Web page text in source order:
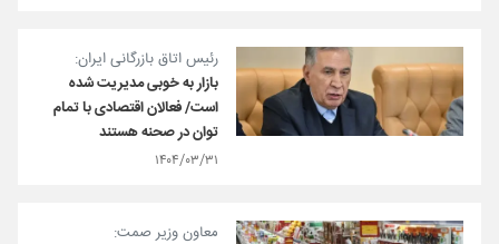
رئیس اتاق بازرگانی ایران:
بازار به خوبی مدیریت شده
است/ فعالان اقتصادی با تمام
توان در صحنه هستند
۱۴۰۴/۰۳/۳۱
معاون وزیر صمت: